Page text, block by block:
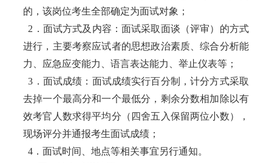
的，该岗位考生全部确定为面试对象；
2．面试方式及内容：面试采取面谈（评审）的方式
进行，主要考察应试者的思想政治素质、综合分析能
力、应急应变能力、语言表达能力、举止仪表等；
3．面试成绩：面试成绩实行百分制，计分方式采取
去掉一个最高分和一个最低分，剩余分数相加除以有
效考官人数求得平均分（四舍五入保留两位小数），
现场评分并通报考生面试成绩；
4．面试时间、地点等相关事宜另行通知。